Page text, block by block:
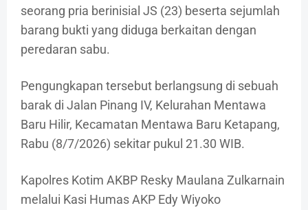
seorang pria berinisial JS (23) beserta sejumlah
barang bukti yang diduga berkaitan dengan
peredaran sabu.
Pengungkapan tersebut berlangsung di sebuah
barak di Jalan Pinang IV, Kelurahan Mentawa
Baru Hilir, Kecamatan Mentawa Baru Ketapang,
Rabu (8/7/2026) sekitar pukul 21.30 WIB.
Kapolres Kotim AKBP Resky Maulana Zulkarnain
melalui Kasi Humas AKP Edy Wiyoko